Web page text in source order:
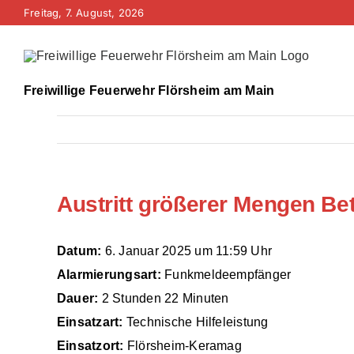
Zum
springen
Freitag, 7. August, 2026
Freiwillige Feuerwehr Flörsheim am Main
Austritt größerer Mengen
Datum: 6. Januar 2025 um 11:59 Uhr
Alarmierungsart: Funkmeldeempfänger
Dauer: 2 Stunden 22 Minuten
Einsatzart: Technische Hilfeleistung
Einsatzort: Flörsheim-Keramag